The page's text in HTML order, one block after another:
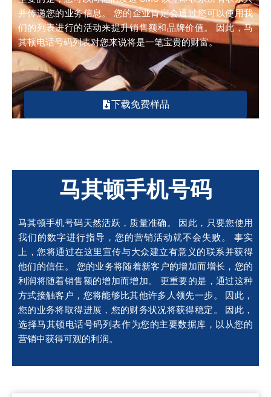
并传递您的业务信息。 您的企业肯定会通过您可以使用我
们的列表进行的活动来提升销售额和品牌价值。 因此，马
其顿电话号码列表对您来说将是一笔宝贵的财富。
下载免费样品
马其顿手机号码
马其顿手机号码天然活跃，质量准确。 因此，只要您使用
我们的数字进行指导，您的营销活动就不会失败。 事实
上，您将通过在这里宣传与大众建立有意义的联系并获得
他们的信任。 您的业务将随着新客户的增加而增长，您的
利润将随着销售额的增加而增加。 更重要的是，通过这种
方式接触客户，您将能够比其他许多人领先一步。 因此，
您的业务将取得进展，您的财务状况将获得稳定。 因此，
选择马其顿电话号码列表作为您的主要数据库，以从您的
营销中获得可观的利润。